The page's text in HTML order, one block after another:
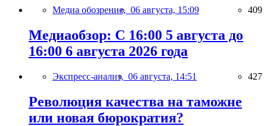
Медиа обозрение, 06 августа, 15:09 409
Медиаобзор: С 16:00 5 августа до
16:00 6 августа 2026 года
Экспресс-анализ, 06 августа, 14:51 427
Революция качества на таможне
или новая бюрократия?